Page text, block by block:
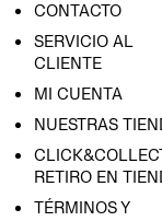
CONTACTO
SERVICIO AL
CLIENTE
MI CUENTA
NUESTRAS
RETIRO EN
TÉRMINOS Y